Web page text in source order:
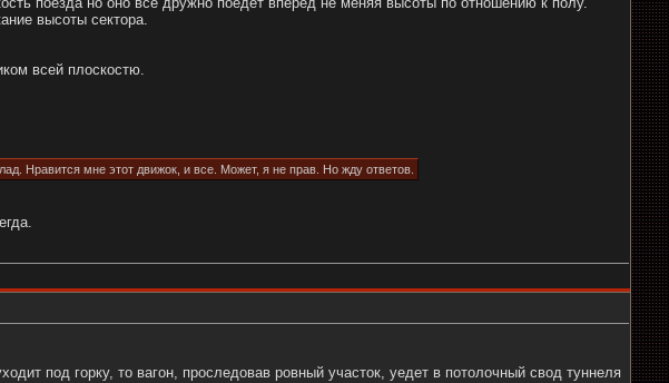
высоты сектора.
всей плоскостю.
Нравится мне этот движок, и все. Может, я не прав. Но жду ответов.
под горку, то вагон, проследовав ровный участок, уедет в потолочный свод туннеля